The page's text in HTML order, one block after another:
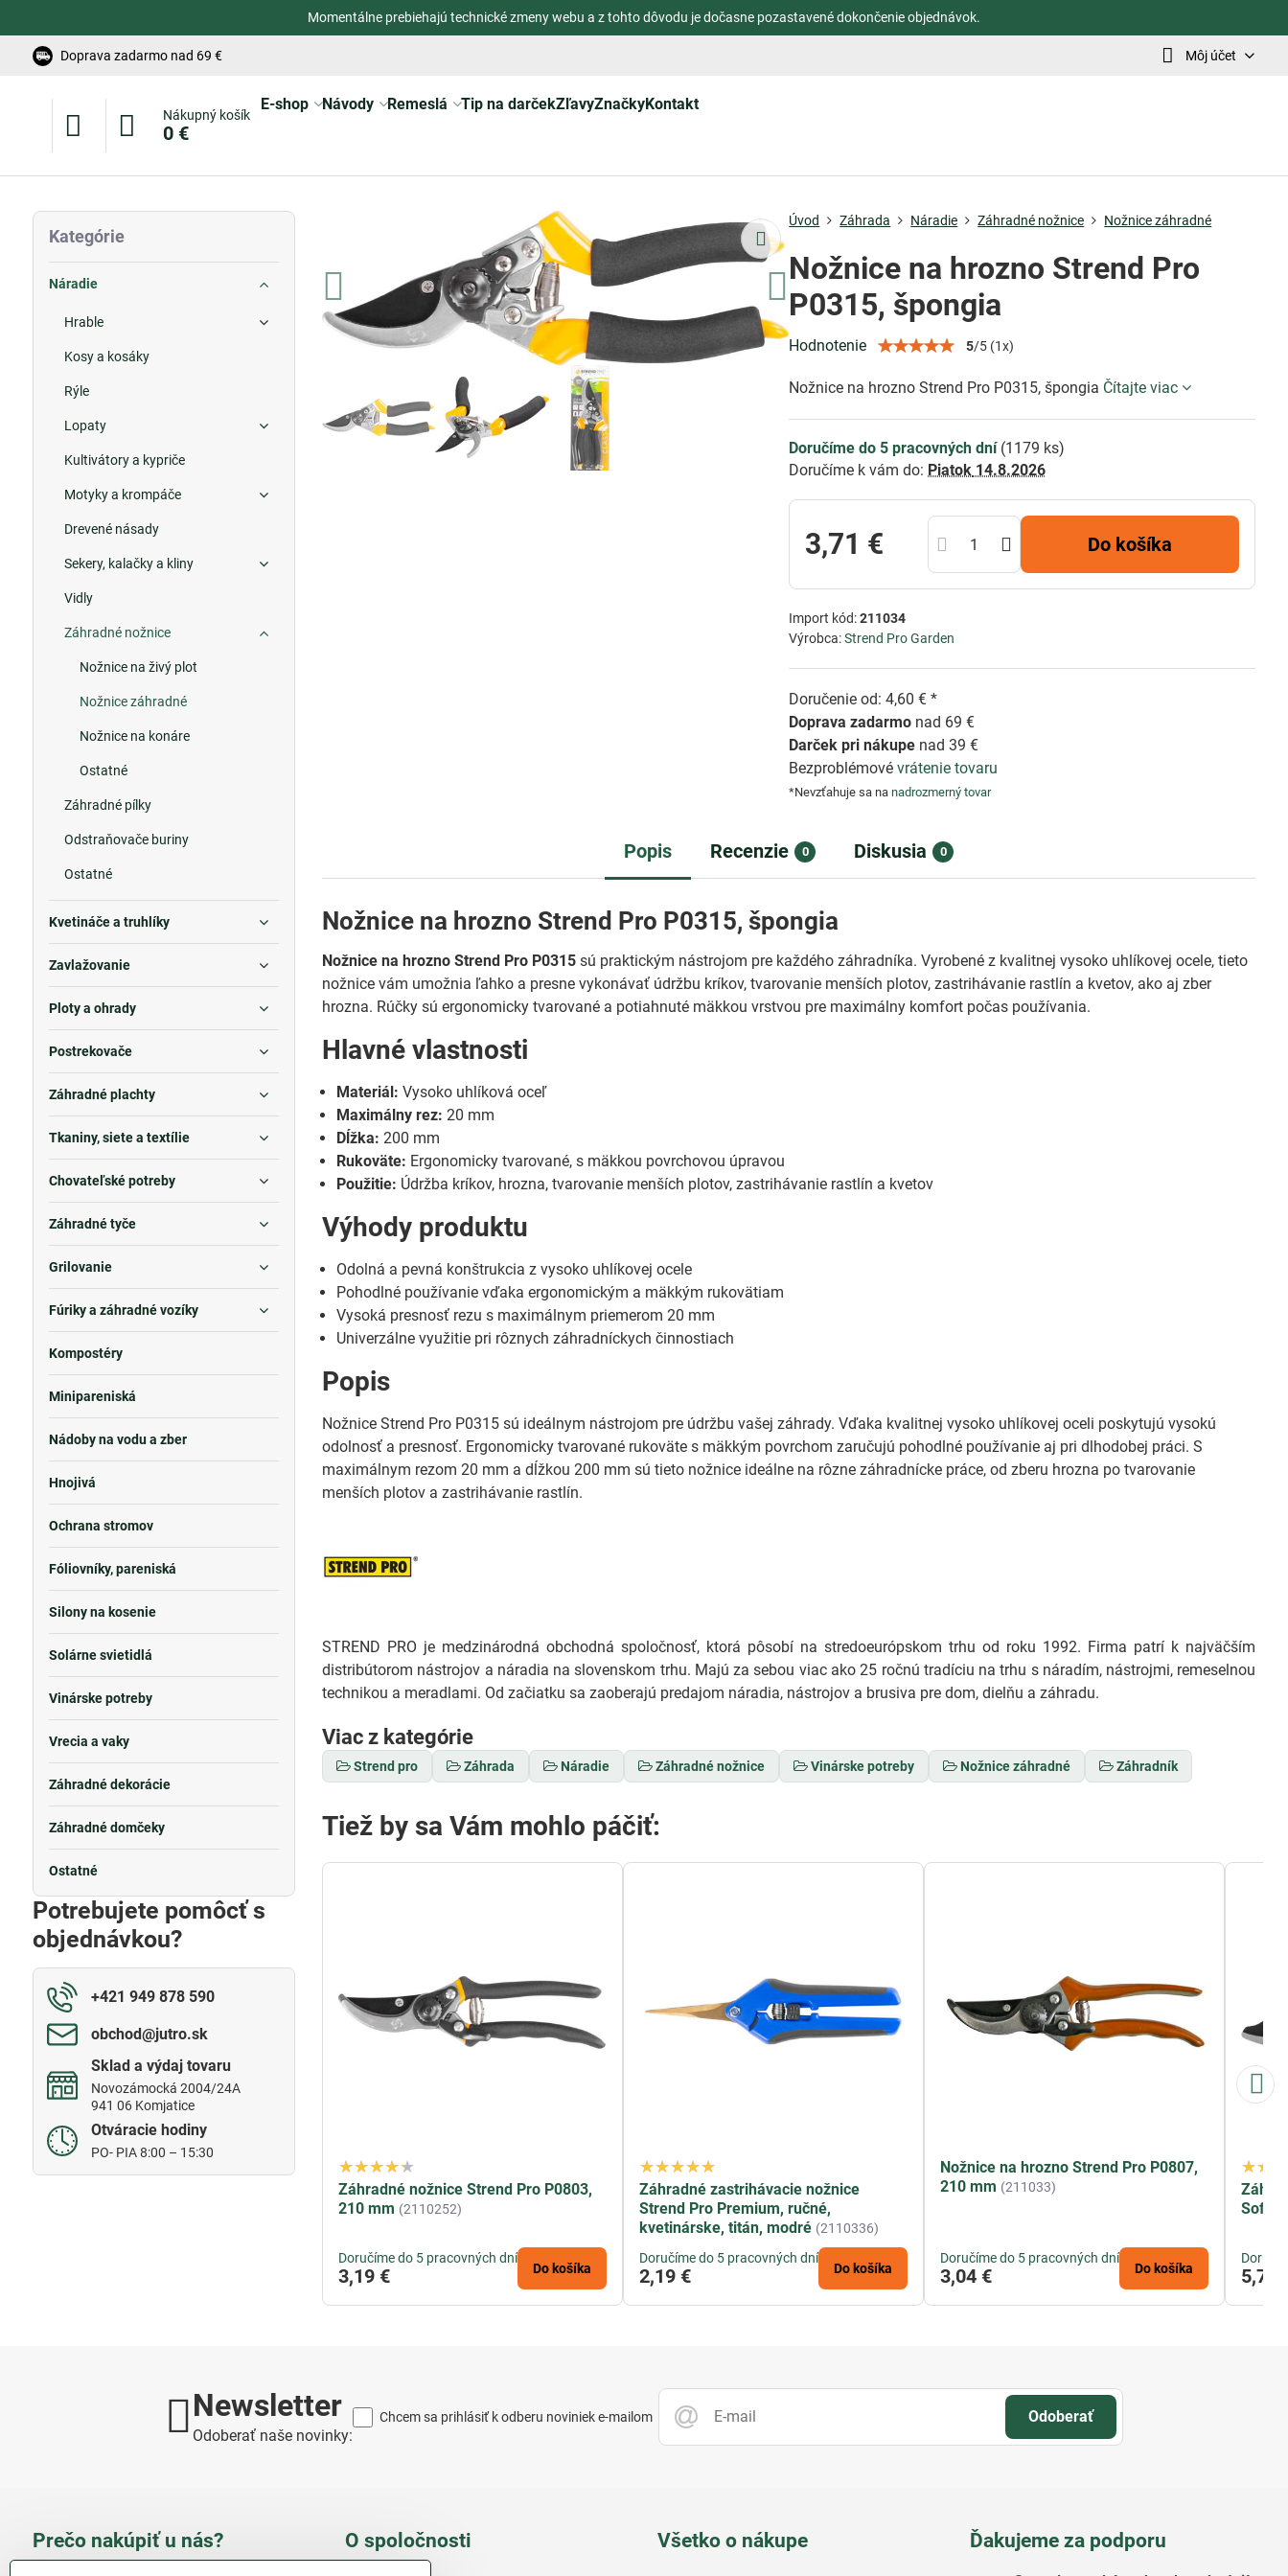
Momentálne prebiehajú technické zmeny webu a z tohto dôvodu je dočasne pozastavené dokončenie objednávok.
Doprava zadarmo nad 69 € Môj účet
Nákupný košík
0 €
E-shop Návody Remeslá Tip na darčekZľavyZnačkyKontakt
Úvod Záhrada Náradie Záhradné nožnice Nožnice záhradné
Nožnice na hrozno Strend Pro
P0315, špongia
Hodnotenie 5/5 (1x)
Nožnice na hrozno Strend Pro P0315, špongia Čítajte viac
Doručíme do 5 pracovných dní (1179 ks)
Doručíme k vám do: Piatok 14.8.2026
3,71 € Do košíka
Import kód:211034
Výrobca:Strend Pro Garden
Doručenie od: 4,60 € *
Doprava zadarmo nad 69 €
Darček pri nákupe nad 39 €
Bezproblémovévrátenie tovaru
*Nevzťahuje sa nanadrozmerný tovar
Popis Recenzie 0 Diskusia 0
Nožnice na hrozno Strend Pro P0315, špongia
Nožnice na hrozno Strend Pro P0315 sú praktickým nástrojom pre každého záhradníka. Vyrobené z kvalitnej vysoko uhlíkovej ocele, tieto
nožnice vám umožnia ľahko a presne vykonávať údržbu kríkov, tvarovanie menších plotov, zastrihávanie rastlín a kvetov, ako aj zber
hrozna. Rúčky sú ergonomicky tvarované a potiahnuté mäkkou vrstvou pre maximálny komfort počas používania.
Hlavné vlastnosti
Materiál: Vysoko uhlíková oceľ
Maximálny rez: 20 mm
Dĺžka: 200 mm
Rukoväte: Ergonomicky tvarované, s mäkkou povrchovou úpravou
Použitie: Údržba kríkov, hrozna, tvarovanie menších plotov, zastrihávanie rastlín a kvetov
Výhody produktu
Odolná a pevná konštrukcia z vysoko uhlíkovej ocele
Pohodlné používanie vďaka ergonomickým a mäkkým rukovätiam
Vysoká presnosť rezu s maximálnym priemerom 20 mm
Univerzálne využitie pri rôznych záhradníckych činnostiach
Popis
Nožnice Strend Pro P0315 sú ideálnym nástrojom pre údržbu vašej záhrady. Vďaka kvalitnej vysoko uhlíkovej oceli poskytujú vysokú
odolnosť a presnosť. Ergonomicky tvarované rukoväte s mäkkým povrchom zaručujú pohodlné používanie aj pri dlhodobej práci. S
maximálnym rezom 20 mm a dĺžkou 200 mm sú tieto nožnice ideálne na rôzne záhradnícke práce, od zberu hrozna po tvarovanie
menších plotov a zastrihávanie rastlín.
STREND PRO je medzinárodná obchodná spoločnosť, ktorá pôsobí na stredoeurópskom trhu od roku 1992. Firma patrí k najväčším
distribútorom nástrojov a náradia na slovenskom trhu. Majú za sebou viac ako 25 ročnú tradíciu na trhu s náradím, nástrojmi, remeselnou
technikou a meradlami. Od začiatku sa zaoberajú predajom náradia, nástrojov a brusiva pre dom, dielňu a záhradu.
Viac z kategórie
Strend pro Záhrada Náradie Záhradné nožnice Vinárske potreby Nožnice záhradné Záhradník
Tiež by sa Vám mohlo páčiť:
Záhradné nožnice Strend Pro P0803,
210 mm (2110252)
Doručíme do 5 pracovných dní
3,19 € Do košíka
Záhradné zastrihávacie nožnice
Strend Pro Premium, ručné,
kvetinárske, titán, modré (2110336)
Doručíme do 5 pracovných dní
2,19 € Do košíka
Nožnice na hrozno Strend Pro P0807,
210 mm (211033)
Doručíme do 5 pracovných dní
3,04 € Do košíka
Soft,
5,70
Kategórie
Náradie
Hrable
Kosy a kosáky
Rýle
Lopaty
Kultivátory a kypriče
Motyky a krompáče
Drevené násady
Sekery, kalačky a kliny
Vidly
Záhradné nožnice
Nožnice na živý plot
Nožnice záhradné
Nožnice na konáre
Ostatné
Záhradné pílky
Odstraňovače buriny
Ostatné
Kvetináče a truhlíky
Zavlažovanie
Ploty a ohrady
Postrekovače
Záhradné plachty
Tkaniny, siete a textílie
Chovateľské potreby
Záhradné tyče
Grilovanie
Fúriky a záhradné vozíky
Kompostéry
Minipareniská
Nádoby na vodu a zber
Hnojivá
Ochrana stromov
Fóliovníky, pareniská
Silony na kosenie
Solárne svietidlá
Vinárske potreby
Vrecia a vaky
Záhradné dekorácie
Záhradné domčeky
Ostatné
Potrebujete pomôcť s
objednávkou?
+421 949 878 590
obchod​@jutro​.sk
Sklad a výdaj tovaru
Novozámocká 2004/24A
941 06 Komjatice
Otváracie hodiny
PO- PIA 8:00 – 15:30
Newsletter
Odoberať naše novinky:
Odoberať
Chcem sa prihlásiť k odberu noviniek e-mailom
Prečo nakúpiť u nás? O spoločnosti Všetko o nákupe Ďakujeme za podporu